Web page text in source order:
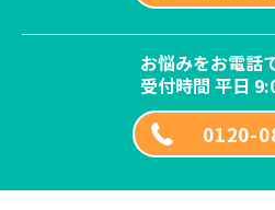
お悩みをお電話
受付時間 平日
0120-